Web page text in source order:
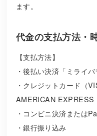
ます。
代金の支払方法・
【支払方法】
・後払い決済「ミライバ
・クレジットカード（
AMERICAN EXPRESS
・コンビニ決済または
・銀行振り込み